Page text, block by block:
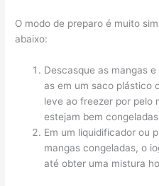
O modo de preparo é muito
abaixo:
Descasque as mangas
as em um saco plástico
leve ao freezer por pelo
estejam bem
Em um liquidificador ou
mangas congeladas, o
até obter uma mistura